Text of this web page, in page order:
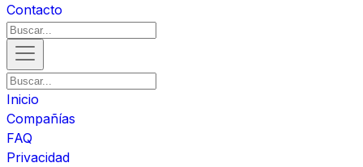
Contacto
Inicio
Compañías
FAQ
Privacidad